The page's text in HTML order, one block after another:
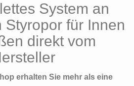
System an
Styropor für Innen
direkt vom
erhalten Sie mehr als eine